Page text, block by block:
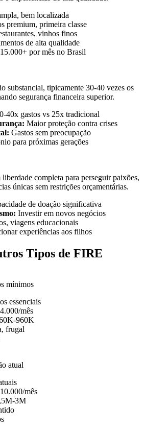
bem localizada
premium, primeira classe
vinhos finos
de alta qualidade
por mês no Brasil
substancial, tipicamente 30-40 vezes os
segurança financeira superior.
40x gastos vs 25x tradicional
Maior proteção contra crises
Gastos sem preocupação
para próximas gerações
completa para perseguir paixões,
únicas sem restrições orçamentárias.
de doação significativa
Investir em novos negócios
viagens educacionais
experiências aos filhos
Tipos de FIRE
mínimos
essenciais
mês
960K
frugal
atual
mês
3M